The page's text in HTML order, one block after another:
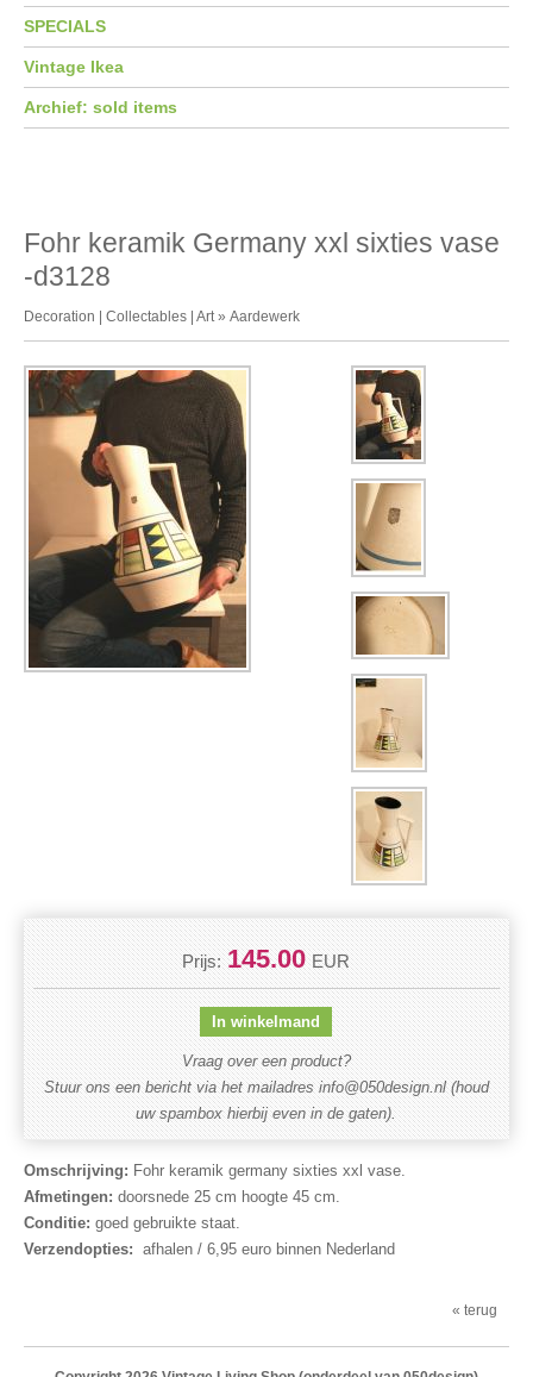
SPECIALS
Vintage Ikea
Archief: sold items
Fohr keramik Germany xxl sixties vase
-d3128
Decoration | Collectables | Art » Aardewerk
Prijs: 145.00 EUR
Vraag over een product?
Stuur ons een bericht via het mailadres info@050design.nl (houd
uw spambox hierbij even in de gaten).
Omschrijving: Fohr keramik germany sixties xxl vase.
Afmetingen: doorsnede 25 cm hoogte 45 cm.
Conditie: goed gebruikte staat.
Verzendopties: afhalen / 6,95 euro binnen Nederland
« terug